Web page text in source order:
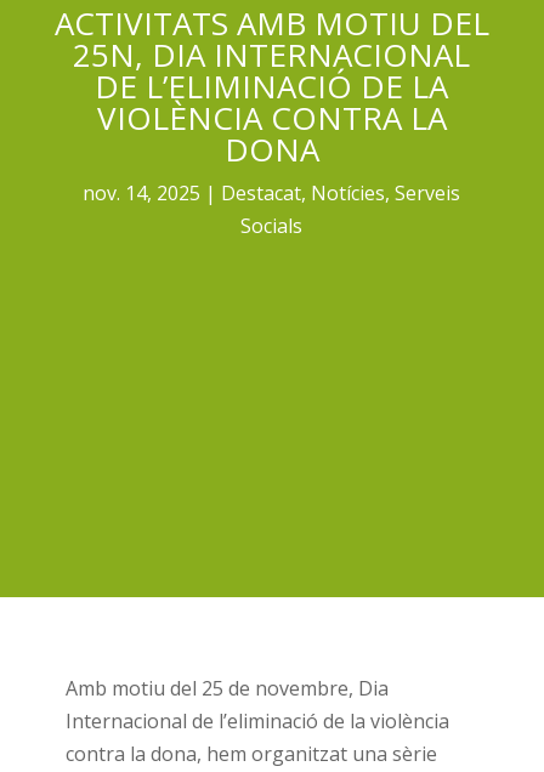
ACTIVITATS AMB MOTIU DEL
25N, DIA INTERNACIONAL
DE L’ELIMINACIÓ DE LA
VIOLÈNCIA CONTRA LA
DONA
nov. 14, 2025 Destacat, Notícies,Serveis
Socials
Amb motiu del 25 de novembre, Dia
Internacional de l’eliminació de la violència
contra la dona, hem organitzat una sèrie